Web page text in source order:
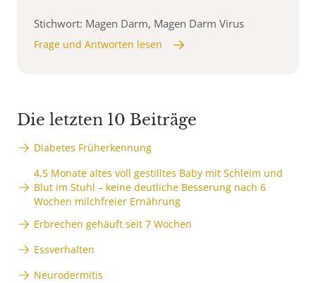
Stichwort: Magen Darm, Magen Darm Virus
Frage und Antworten lesen
Die letzten 10 Beiträge
Diabetes Früherkennung
4,5 Monate altes voll gestilltes Baby mit Schleim und
Blut im Stuhl – keine deutliche Besserung nach 6
Wochen milchfreier Ernährung
Erbrechen gehäuft seit 7 Wochen
Essverhalten
Neurodermitis